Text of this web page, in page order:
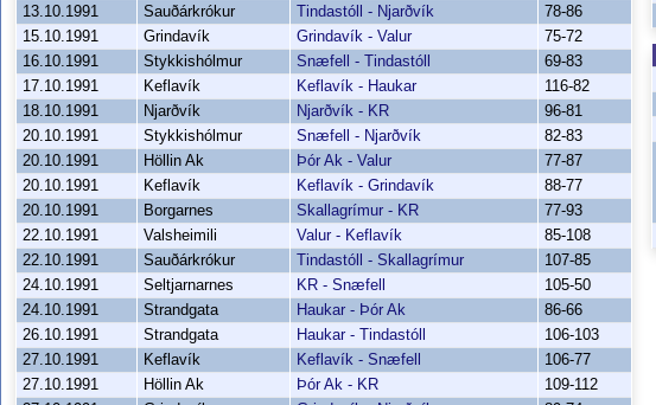
13.10.1991
Sauðárkrókur Tindastóll - Njarðvík
78-86
15.10.1991
Grindavík Grindavík - Valur
75-72
16.10.1991
Stykkishólmur Snæfell - Tindastóll
69-83
17.10.1991
Keflavík Keflavík - Haukar
116-82
18.10.1991
Njarðvík Njarðvík - KR
96-81
20.10.1991
Stykkishólmur Snæfell - Njarðvík
82-83
20.10.1991
Höllin Ak Þór Ak - Valur
77-87
20.10.1991
Keflavík Keflavík - Grindavík
88-77
20.10.1991
Borgarnes Skallagrímur - KR
77-93
22.10.1991
Valsheimili Valur - Keflavík
85-108
22.10.1991
Sauðárkrókur Tindastóll - Skallagrímur
107-85
24.10.1991
Seltjarnarnes KR - Snæfell
105-50
24.10.1991
Strandgata Haukar - Þór Ak
86-66
26.10.1991
Strandgata Haukar - Tindastóll
106-103
27.10.1991
Keflavík Keflavík - Snæfell
106-77
27.10.1991
Höllin Ak Þór Ak - KR
109-112